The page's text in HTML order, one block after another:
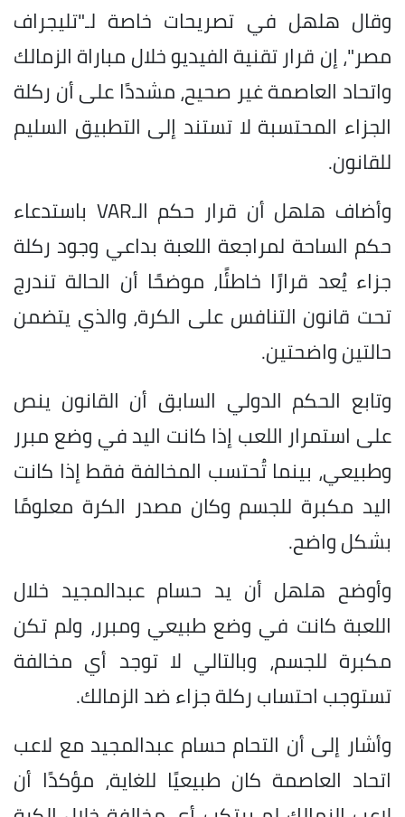
وقال هلهل في تصريحات خاصة لـ"تليجراف
مصر"، إن قرار تقنية الفيديو خلال مباراة الزمالك
واتحاد العاصمة غير صحيح، مشددًا على أن ركلة
الجزاء المحتسبة لا تستند إلى التطبيق السليم
للقانون.
وأضاف هلهل أن قرار حكم الـVAR باستدعاء
حكم الساحة لمراجعة اللعبة بداعي وجود ركلة
جزاء يُعد قرارًا خاطئًا، موضحًا أن الحالة تندرج
تحت قانون التنافس على الكرة، والذي يتضمن
حالتين واضحتين.
وتابع الحكم الدولي السابق أن القانون ينص
على استمرار اللعب إذا كانت اليد في وضع مبرر
وطبيعي، بينما تُحتسب المخالفة فقط إذا كانت
اليد مكبرة للجسم وكان مصدر الكرة معلومًا
بشكل واضح.
وأوضح هلهل أن يد حسام عبدالمجيد خلال
اللعبة كانت في وضع طبيعي ومبرر، ولم تكن
مكبرة للجسم، وبالتالي لا توجد أي مخالفة
تستوجب احتساب ركلة جزاء ضد الزمالك.
وأشار إلى أن التحام حسام عبدالمجيد مع لاعب
اتحاد العاصمة كان طبيعيًا للغاية، مؤكدًا أن